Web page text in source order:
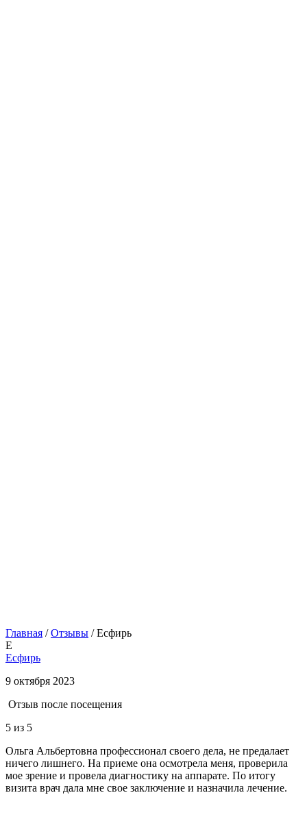
Главная /Отзывы /Есфирь
Е
Есфирь
9 октября 2023
Отзыв после посещения
5 из 5
Ольга Альбертовна профессионал своего дела, не предалает
ничего лишнего. На приеме она осмотрела меня, проверила
мое зрение и провела диагностику на аппарате. По итогу
визита врач дала мне свое заключение и назначила лечение.